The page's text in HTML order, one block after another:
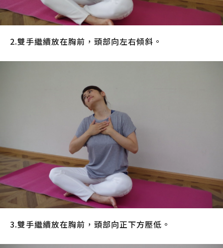
2.雙手繼續放在胸前，頭部向左右傾斜。
3.雙手繼續放在胸前，頭部向正下方壓低。